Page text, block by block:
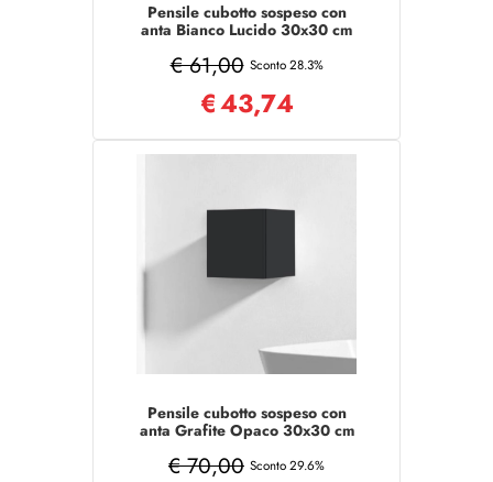
Pensile cubotto sospeso con
anta Bianco Lucido 30x30 cm
€ 61,00 Sconto 28.3%
€43,74
Pensile cubotto sospeso con
anta Grafite Opaco 30x30 cm
€ 70,00 Sconto 29.6%